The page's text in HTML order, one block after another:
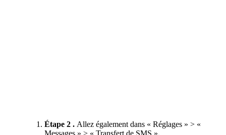
Étape 2 . Allez également dans « Réglages » > «